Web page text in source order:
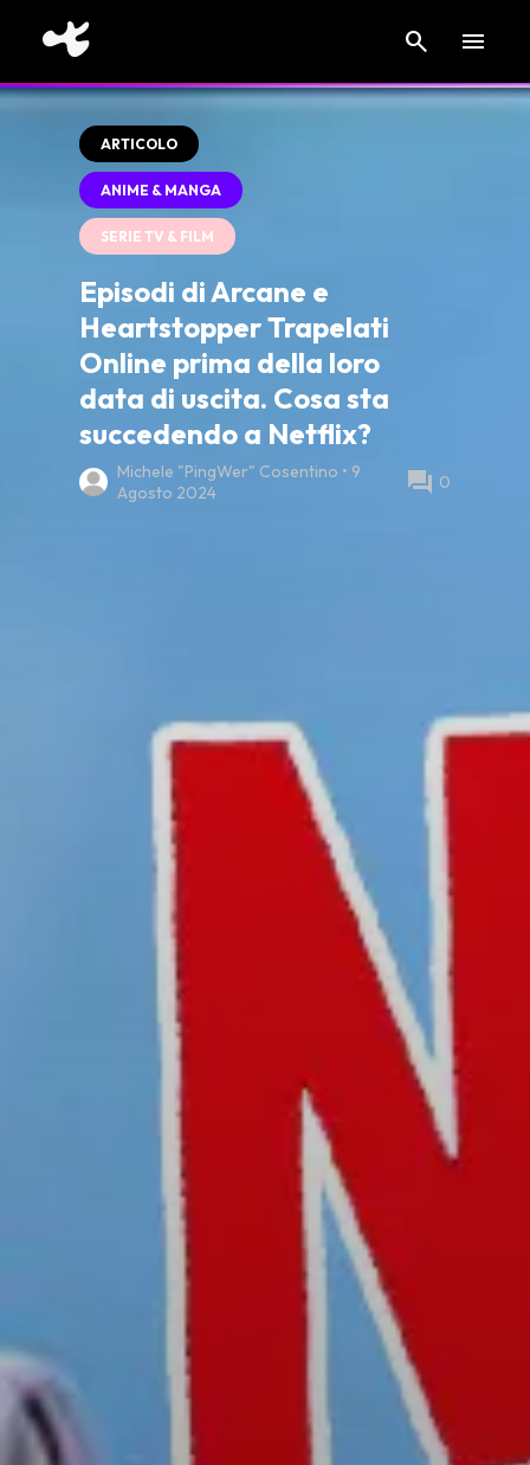
search menu
ARTICOLO
ANIME & MANGA
SERIE TV & FILM
Episodi di Arcane e
Heartstopper Trapelati
Online prima della loro
data di uscita. Cosa sta
succedendo a Netflix?
Michele "PingWer" Cosentino • 9
Agosto 2024
forum 0